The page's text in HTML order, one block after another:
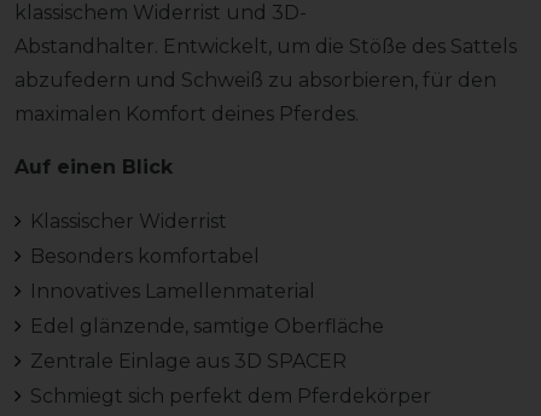
klassischem Widerrist und 3D-
Abstandhalter. Entwickelt, um die Stöße des Sattels
abzufedern und Schweiß zu absorbieren, für den
maximalen Komfort deines Pferdes.
Auf einen Blick
Klassischer Widerrist
Besonders komfortabel
Innovatives Lamellenmaterial
Edel glänzende, samtige Oberfläche
Zentrale Einlage aus 3D SPACER
Schmiegt sich perfekt dem Pferdekörper